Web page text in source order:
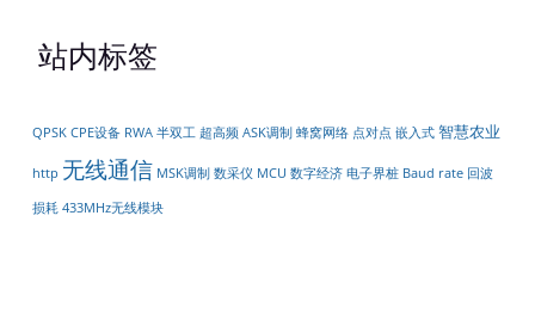
站内标签
QPSK CPE设备 RWA 半双工 超高频 ASK调制 蜂窝网络 点对点 嵌入式 智慧农业
http 无线通信 MSK调制 数采仪 MCU 数字经济 电子界桩 Baud rate 回波
损耗 433MHz无线模块